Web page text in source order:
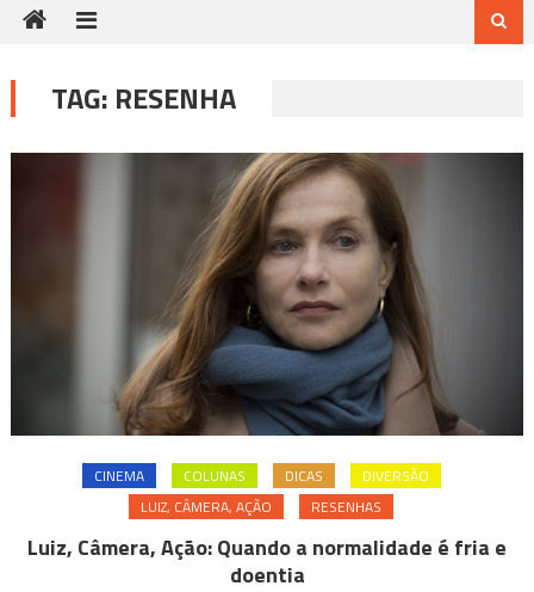
TAG: RESENHA
CINEMA COLUNAS DICAS
DIVERSÃO
LUIZ, CÂMERA, AÇÃO
RESENHAS
Luiz, Câmera, Ação: Quando a normalidade é fria e
doentia